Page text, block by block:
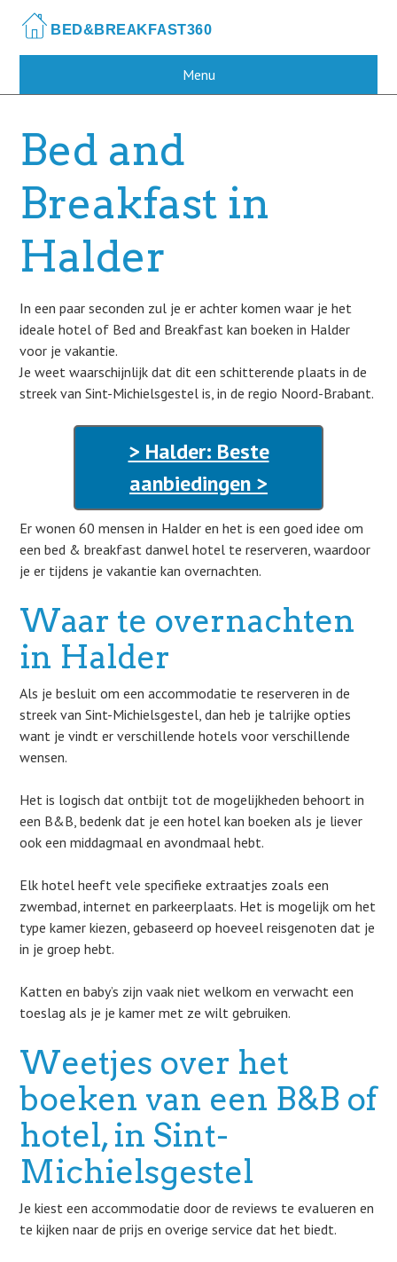
main
Menu
Bed and
Breakfast in
Halder
In een paar seconden zul je er achter komen waar je het
ideale hotel of Bed and Breakfast kan boeken in Halder
voor je vakantie.
Je weet waarschijnlijk dat dit een schitterende plaats in de
streek van Sint-Michielsgestel is, in de regio Noord-Brabant.
> Halder: Beste
aanbiedingen >
Er wonen 60 mensen in Halder en het is een goed idee om
een bed & breakfast danwel hotel te reserveren, waardoor
je er tijdens je vakantie kan overnachten.
Waar te overnachten
in Halder
Als je besluit om een accommodatie te reserveren in de
streek van Sint-Michielsgestel, dan heb je talrijke opties
want je vindt er verschillende hotels voor verschillende
wensen.
Het is logisch dat ontbijt tot de mogelijkheden behoort in
een B&B, bedenk dat je een hotel kan boeken als je liever
ook een middagmaal en avondmaal hebt.
Elk hotel heeft vele specifieke extraatjes zoals een
zwembad, internet en parkeerplaats. Het is mogelijk om het
type kamer kiezen, gebaseerd op hoeveel reisgenoten dat je
in je groep hebt.
Katten en baby’s zijn vaak niet welkom en verwacht een
toeslag als je je kamer met ze wilt gebruiken.
Weetjes over het
boeken van een B&B of
hotel, in Sint-
Michielsgestel
Je kiest een accommodatie door de reviews te evalueren en
te kijken naar de prijs en overige service dat het biedt.